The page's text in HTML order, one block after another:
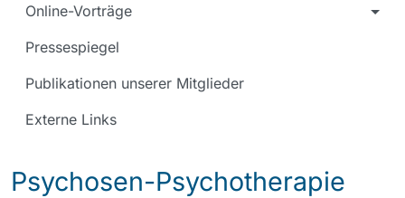
Online-Vorträge
Pressespiegel
Publikationen unserer Mitglieder
Externe Links
Psychosen-Psychotherapie